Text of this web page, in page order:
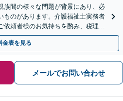
族間の様々な問題が背景にあり、必
ものがあります。介護福祉士実務者
依頼者様のお気持ちを酌み、税理士
ら丁寧に対応いたします。
金表を見る
メールでお問い合わせ